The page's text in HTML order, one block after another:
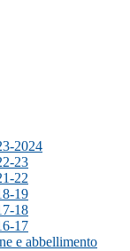
2024
23
22
19
18
17
e abbellimento